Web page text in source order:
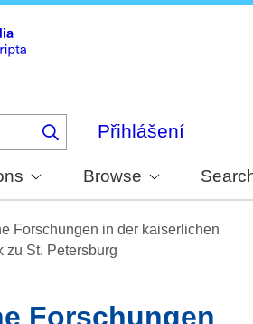
Přihlášení
Browse
Forschungen in der kaiserlichen
zu St. Petersburg
Forschungen